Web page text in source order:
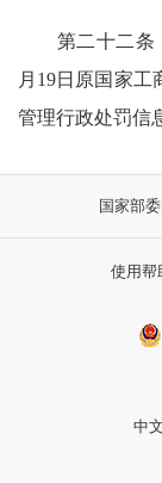
第二十二条
月19日原国家工
管理行政处罚信
国家部
使用帮
中